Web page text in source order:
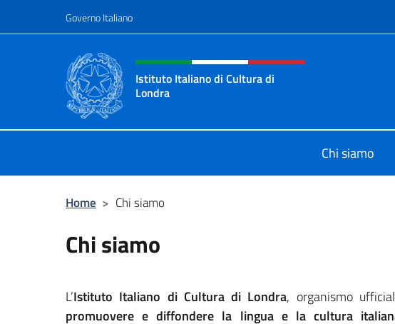
Governo Italiano
Intestazione sito, social e menù
Istituto Italiano di Cultura di
Londra
Chi siamo
Home > Chi siamo
Chi siamo
L’Istituto Italiano di Cultura di Londra, organismo
promuovere e diffondere la lingua e la cultura